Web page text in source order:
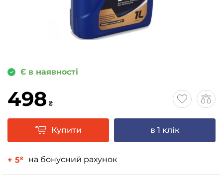
Є в наявності
498 ₴
Купити в 1 клік
+ 5₴ на бонусний рахунок